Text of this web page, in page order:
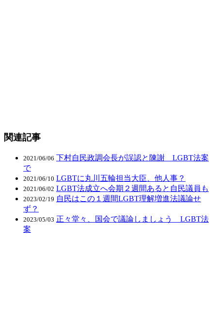
関連記事
2021/06/06 下村自民政調会長が誤認と陳謝 LGBT法案
で
2021/06/10 LGBTに丸川五輪担当大臣、他人事？
2021/06/02 LGBT法成立へ会期２週間あると自民議員も
2023/02/19 自民はこの１週間LGBT理解増進法議論せ
ず？
2023/05/03 正々堂々、国会で議論しましょう LGBT法
案